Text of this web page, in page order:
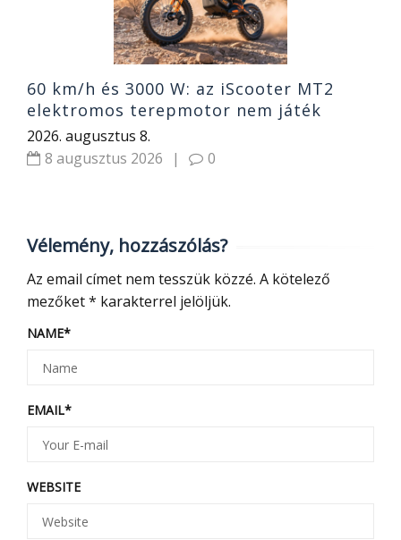
60 km/h és 3000 W: az iScooter MT2
elektromos terepmotor nem játék
2026. augusztus 8.
8 augusztus 2026
| 0
Vélemény, hozzászólás?
Az email címet nem tesszük közzé. A kötelező
mezőket* karakterrel jelöljük.
NAME*
EMAIL*
WEBSITE